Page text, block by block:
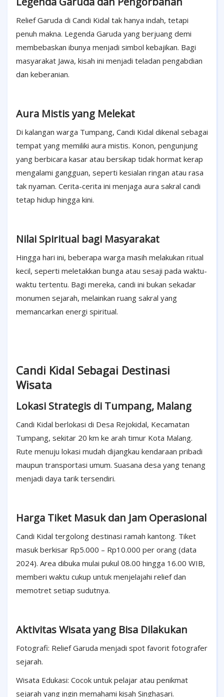
Relief Garuda di Candi Kidal tak hanya indah, tetapi
penuh makna. Legenda Garuda yang berjuang demi
membebaskan ibunya menjadi simbol kebajikan. Bagi
masyarakat Jawa, kisah ini menjadi teladan pengabdian
dan keberanian.
Aura Mistis yang Melekat
Di kalangan warga Tumpang, Candi Kidal dikenal sebagai
tempat yang memiliki aura mistis. Konon, pengunjung
yang berbicara kasar atau bersikap tidak hormat kerap
mengalami gangguan, seperti kesialan ringan atau rasa
tak nyaman. Cerita-cerita ini menjaga aura sakral candi
tetap hidup hingga kini.
Nilai Spiritual bagi Masyarakat
Hingga hari ini, beberapa warga masih melakukan ritual
kecil, seperti meletakkan bunga atau sesaji pada waktu-
waktu tertentu. Bagi mereka, candi ini bukan sekadar
monumen sejarah, melainkan ruang sakral yang
memancarkan energi spiritual.
Candi Kidal Sebagai Destinasi
Wisata
Lokasi Strategis di Tumpang, Malang
Candi Kidal berlokasi di Desa Rejokidal, Kecamatan
Tumpang, sekitar 20 km ke arah timur Kota Malang.
Rute menuju lokasi mudah dijangkau kendaraan pribadi
maupun transportasi umum. Suasana desa yang tenang
menjadi daya tarik tersendiri.
Harga Tiket Masuk dan Jam Operasional
Candi Kidal tergolong destinasi ramah kantong. Tiket
masuk berkisar Rp5.000 – Rp10.000 per orang (data
2024). Area dibuka mulai pukul 08.00 hingga 16.00 WIB,
memberi waktu cukup untuk menjelajahi relief dan
memotret setiap sudutnya.
Aktivitas Wisata yang Bisa Dilakukan
Fotografi: Relief Garuda menjadi spot favorit fotografer
sejarah.
Wisata Edukasi: Cocok untuk pelajar atau penikmat
sejarah yang ingin memahami kisah Singhasari.